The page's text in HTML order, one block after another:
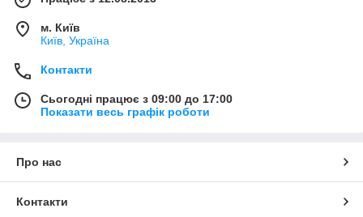
м. Київ
Київ, Україна
Контакти
Сьогодні працює з 09:00 до 17:00
Показати весь графік роботи
Про нас
Контакти